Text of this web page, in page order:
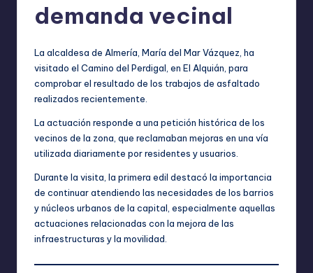
demanda vecinal
La alcaldesa de Almería, María del Mar Vázquez, ha
visitado el Camino del Perdigal, en El Alquián, para
comprobar el resultado de los trabajos de asfaltado
realizados recientemente.
La actuación responde a una petición histórica de los
vecinos de la zona, que reclamaban mejoras en una vía
utilizada diariamente por residentes y usuarios.
Durante la visita, la primera edil destacó la importancia
de continuar atendiendo las necesidades de los barrios
y núcleos urbanos de la capital, especialmente aquellas
actuaciones relacionadas con la mejora de las
infraestructuras y la movilidad.